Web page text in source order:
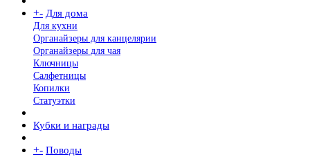
+- Для дома
Для кухни
Органайзеры для канцелярии
Органайзеры для чая
Ключницы
Салфетницы
Копилки
Статуэтки
Кубки и награды
+- Поводы